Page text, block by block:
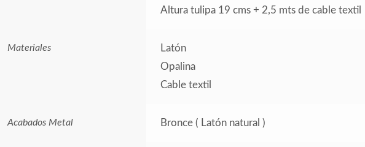
Altura tulipa 19 cms + 2,5 mts de cable textil
Materiales
Latón
Opalina
Cable textil
Acabados Metal Bronce ( Latón natural )